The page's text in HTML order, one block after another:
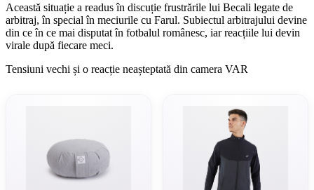
Această situație a readus în discuție frustrările lui Becali legate de
arbitraj, în special în meciurile cu Farul. Subiectul arbitrajului devine
din ce în ce mai disputat în fotbalul românesc, iar reacțiile lui devin
virale după fiecare meci.
Tensiuni vechi și o reacție neașteptată din camera VAR